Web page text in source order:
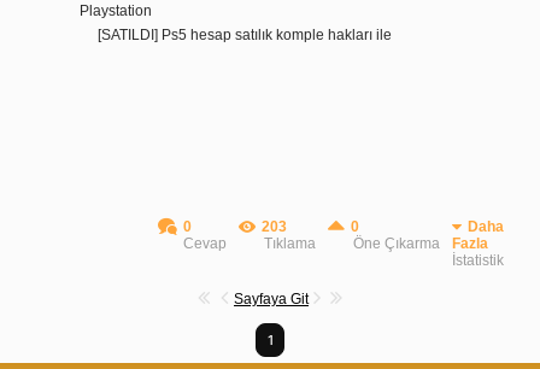
Playstation
[SATILDI] Ps5 hesap satılık komple hakları ile
0
Cevap
203
Tıklama
0
Öne Çıkarma
Daha
Fazla
İstatistik
Sayfaya Git
1